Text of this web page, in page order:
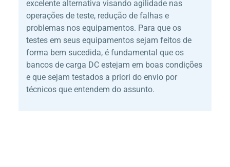
excelente alternativa visando agilidade nas
operações de teste, redução de falhas e
problemas nos equipamentos. Para que os
testes em seus equipamentos sejam feitos de
forma bem sucedida, é fundamental que os
bancos de carga DC estejam em boas condições
e que sejam testados a priori do envio por
técnicos que entendem do assunto.